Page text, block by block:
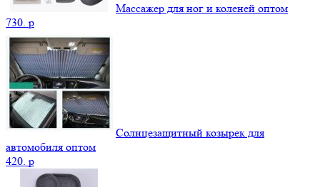
Массажер для ног и коленей оптом
730. p
Солнцезащитный козырек для
автомобиля оптом
420. p